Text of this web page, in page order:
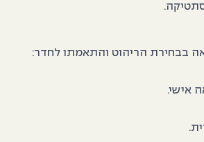
בבחירת הריהוט והתאמתו לחדר:
אישי.